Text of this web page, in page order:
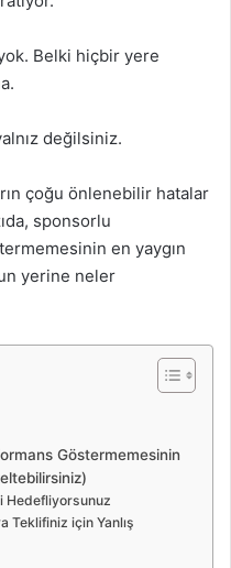
Belki hiçbir yere
değilsiniz.
çoğu önlenebilir hatalar
sponsorlu
en yaygın
yerine neler
Göstermemesinin
Hedefliyorsunuz
Teklifiniz için Yanlış